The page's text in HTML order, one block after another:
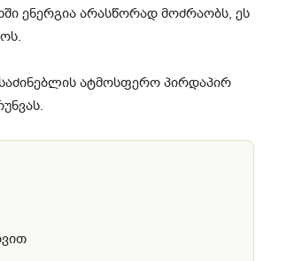
ენერგია არასწორად მოძრაობს, ეს
ატმოსფერო პირდაპირ